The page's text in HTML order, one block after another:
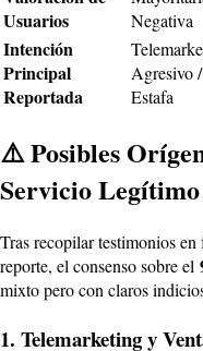
Usuarios
Negativa
Intención
Principal
Reportada
Agresivo
Estafa
⚠️ Posibles
Servicio
Tras recopilar testimonios
reporte, el consenso sobre el
mixto pero con claros
1. Telemarketing y